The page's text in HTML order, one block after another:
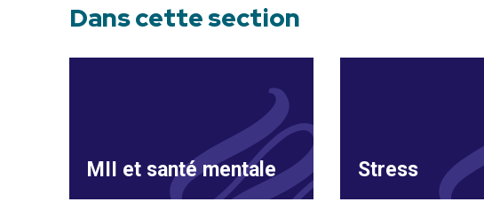
Dans cette section
MII et santé mentale Stress